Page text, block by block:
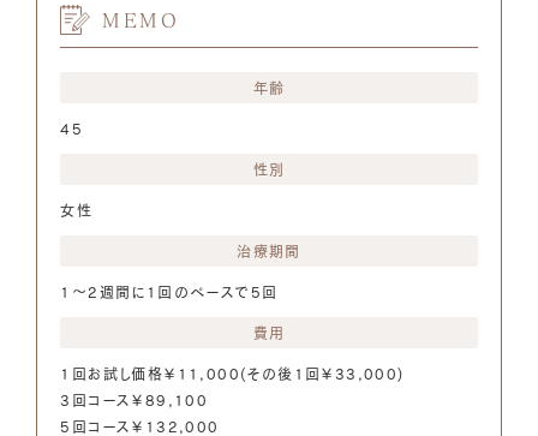
MEMO
年齢
45
性別
女性
治療期間
1～2週間に1回のペースで5回
費用
1回お試し価格￥11,000(その後1回￥33,000)
3回コース￥89,100
5回コース￥132,000